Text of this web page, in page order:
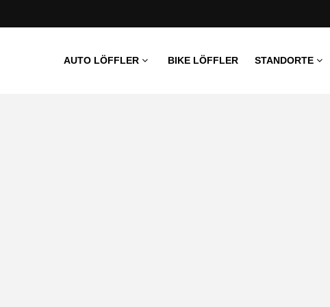
AUTO LÖFFLER BIKE LÖFFLER STANDORTE